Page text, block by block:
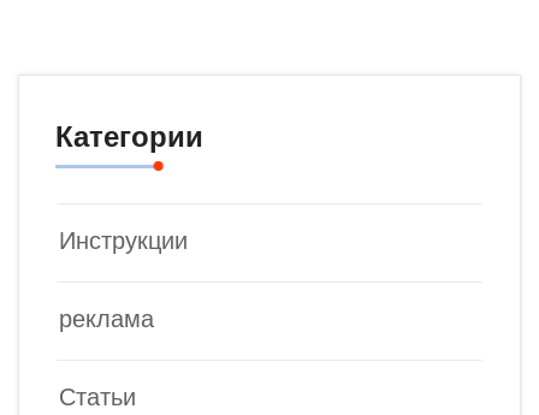
Категории
Инструкции
реклама
Статьи